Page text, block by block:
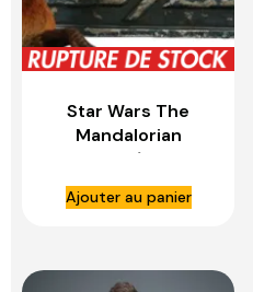
Star Wars The
Mandalorian
figurines 1/6 Grogu
– HOT TOYS
Ajouter au panier